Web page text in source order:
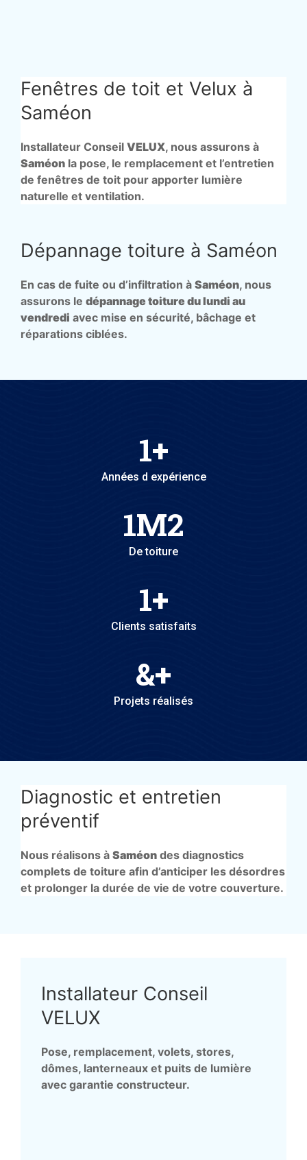
Fenêtres de toit et Velux à
Saméon
Installateur Conseil VELUX, nous assurons à
Saméon la pose, le remplacement et l’entretien
de fenêtres de toit pour apporter lumière
naturelle et ventilation.
Dépannage toiture à Saméon
En cas de fuite ou d’infiltration à Saméon, nous
assurons le dépannage toiture du lundi au
vendredi avec mise en sécurité, bâchage et
réparations ciblées.
1+
Années d expérience
1M2
De toiture
1+
Clients satisfaits
&+
Projets réalisés
Diagnostic et entretien
préventif
Nous réalisons à Saméon des diagnostics
complets de toiture afin d’anticiper les désordres
et prolonger la durée de vie de votre couverture.
Installateur Conseil
VELUX
Pose, remplacement, volets, stores,
dômes, lanterneaux et puits de lumière
avec garantie constructeur.